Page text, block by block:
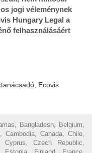
jogi véleménynek
Hungary Legal a
felhasználásáért
Ecovis
Bangladesh, Belgium,
Canada, Chile,
Czech Republic,